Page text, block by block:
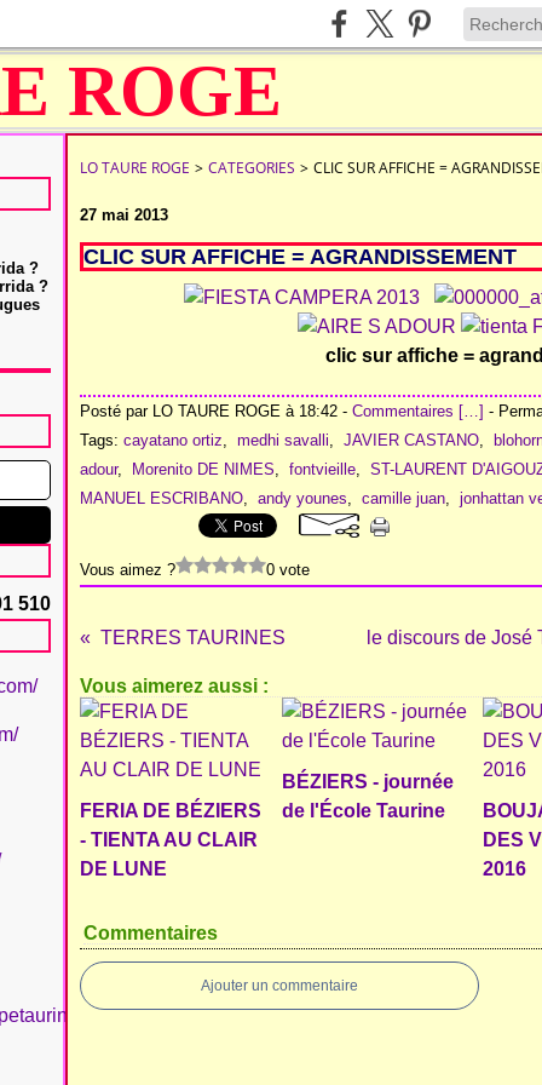
?
?
510
LO TAURE ROGE > CATEGORIES > CLIC SUR AFFICHE =
27 mai 2013
CLIC SUR AFFICHE = AGRANDISSEMENT
clic sur affiche =
Posté par LO TAURE ROGE à 18:42 - Commentaires […] -
Tags: cayatano ortiz, medhi savalli, JAVIER CASTANO,
adour, Morenito DE NIMES, fontvieille, ST-LAURENT
MANUEL ESCRIBANO, andy younes, camille juan, jonhattan
Vous aimez ? 0 vote
TERRES TAURINES le discours de José
Vous aimerez aussi :
FERIA DE BÉZIERS
- TIENTA AU CLAIR
DE LUNE
BÉZIERS - journée
de l'École Taurine
DES
2016
Commentaires
Ajouter un commentaire